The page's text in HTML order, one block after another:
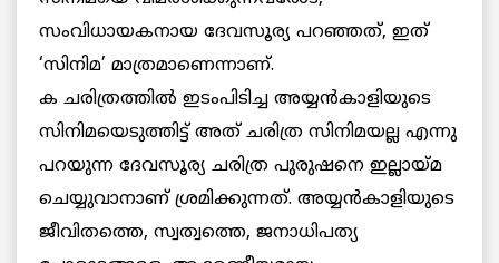
സംവിധായകനായ ദേവസൂര്യ പറഞ്ഞത്, ഇത്
‘സിനിമ’ മാത്രമാണെന്നാണ്.
ക ചരിത്രത്തില്‍ ഇടംപിടിച്ച അയ്യന്‍കാളിയുടെ
സിനിമയെടുത്തിട്ട് അത് ചരിത്ര സിനിമയല്ല എന്നു
പറയുന്ന ദേവസൂര്യ ചരിത്ര പുരുഷനെ ഇല്ലായ്മ
ചെയ്യുവാനാണ് ശ്രമിക്കുന്നത്. അയ്യന്‍കാളിയുടെ
ജീവിതത്തെ, സ്വത്വത്തെ, ജനാധിപത്യ